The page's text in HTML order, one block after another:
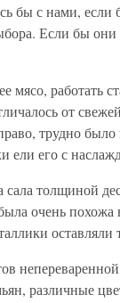
бы с нами,
Если бы они
мясо, работать
от
трудно было
ели его с
толщиной
очень похожа
различные